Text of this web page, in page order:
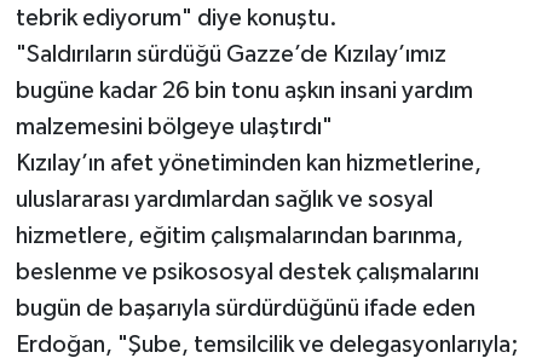
tebrik ediyorum" diye konuştu.
"Saldırıların sürdüğü Gazze’de Kızılay’ımız
bugüne kadar 26 bin tonu aşkın insani yardım
malzemesini bölgeye ulaştırdı"
Kızılay’ın afet yönetiminden kan hizmetlerine,
uluslararası yardımlardan sağlık ve sosyal
hizmetlere, eğitim çalışmalarından barınma,
beslenme ve psikososyal destek çalışmalarını
bugün de başarıyla sürdürdüğünü ifade eden
Erdoğan, "Şube, temsilcilik ve delegasyonlarıyla;